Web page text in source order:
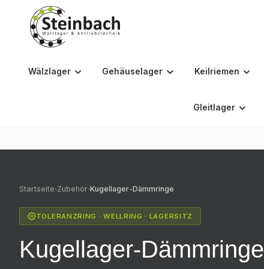
Hauptinhalt springen
Zur Suche springen
Zur Hauptnavigation springen
Wälzlager Gehäuselager Keilriemen
Gleitlager
Startseite›Zubehör›Kugellager-Dämmringe
TOLERANZRING · WELLRING · LAGERSITZ
Kugellager-Dämmringe